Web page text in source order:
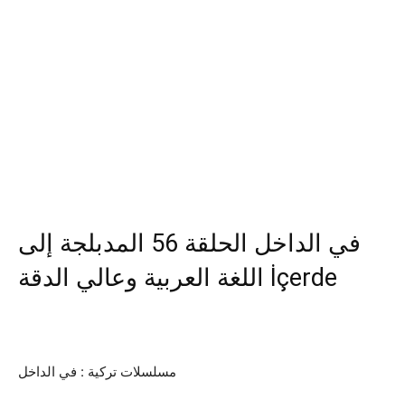
في الداخل الحلقة 56 المدبلجة إلى
اللغة العربية وعالي الدقة İçerde
مسلسلات تركية : في الداخل